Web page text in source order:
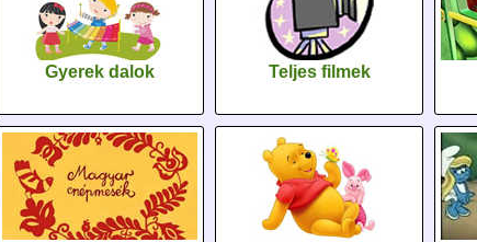
Gyerek dalok Teljes filmek